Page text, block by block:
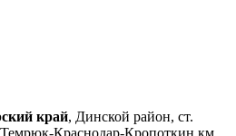
край, Динской район, ст.